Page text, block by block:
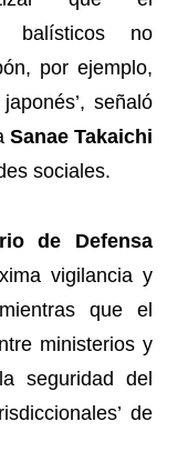
balísticos no
por ejemplo,
señaló
Sanae Takaichi
sociales.
de Defensa
vigilancia y
que el
ministerios y
seguridad del
de